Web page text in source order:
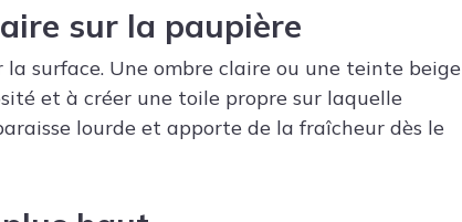
sur la paupière
surface. Une ombre claire ou une teinte beige
et à créer une toile propre sur laquelle
lourde et apporte de la fraîcheur dès le